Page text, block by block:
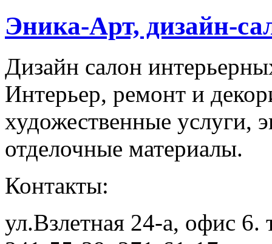
Эника-Арт, дизайн-
Дизайн салон
Интерьер, ремонт и
художественные услуги,
отделочные материалы.
Контакты:
ул.Взлетная 24-а, офис